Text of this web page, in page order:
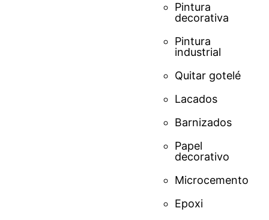
Pintura
decorativa
Pintura
industrial
Quitar gotelé
Lacados
Barnizados
Papel
decorativo
Microcemento
Epoxi